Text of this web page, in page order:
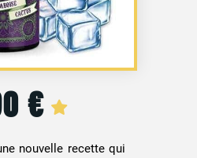
€
nouvelle recette qui